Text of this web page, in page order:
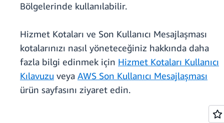
Bölgelerinde kullanılabilir.
Hizmet Kotaları ve Son Kullanıcı Mesajlaşması
kotalarınızı nasıl yöneteceğiniz hakkında daha
fazla bilgi edinmek için Hizmet Kotaları Kullanıcı
Kılavuzu veya AWS Son Kullanıcı Mesajlaşması
ürün sayfasını ziyaret edin.